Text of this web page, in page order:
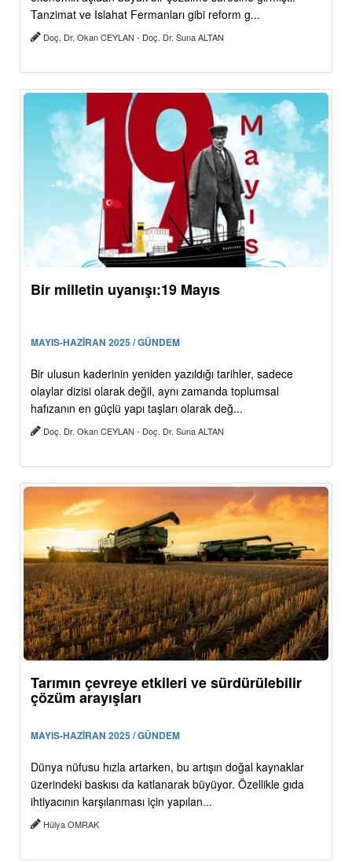
Tanzimat ve Islahat Fermanları gibi reform g...
Doç. Dr. Okan CEYLAN - Doç. Dr. Suna ALTAN
Bir milletin uyanışı:19 Mayıs
MAYIS-HAZİRAN 2025 / GÜNDEM
Bir ulusun kaderinin yeniden yazıldığı tarihler, sadece
olaylar dizisi olarak değil, aynı zamanda toplumsal
hafızanın en güçlü yapı taşları olarak değ...
Doç. Dr. Okan CEYLAN - Doç. Dr. Suna ALTAN
Tarımın çevreye etkileri ve sürdürülebilir
çözüm arayışları
MAYIS-HAZİRAN 2025 / GÜNDEM
Dünya nüfusu hızla artarken, bu artışın doğal kaynaklar
üzerindeki baskısı da katlanarak büyüyor. Özellikle gıda
ihtiyacının karşılanması için yapılan...
Hülya OMRAK